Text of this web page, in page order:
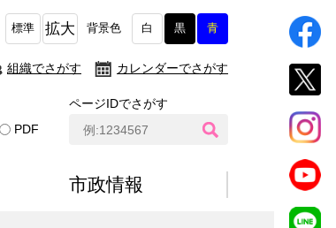
標準 拡大 背景色 白 黒 青
組織でさがす カレンダーでさがす
PDF
ページIDでさがす
I
D
市政情報